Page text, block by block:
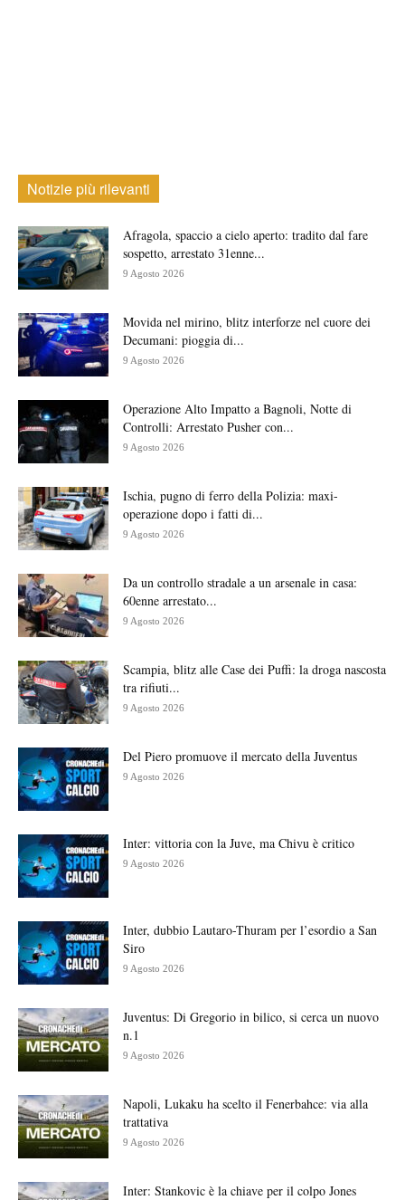
Notizie più rilevanti
Afragola, spaccio a cielo aperto: tradito dal fare
sospetto, arrestato 31enne...
9 Agosto 2026
Movida nel mirino, blitz interforze nel cuore dei
Decumani: pioggia di...
9 Agosto 2026
Operazione Alto Impatto a Bagnoli, Notte di
Controlli: Arrestato Pusher con...
9 Agosto 2026
Ischia, pugno di ferro della Polizia: maxi-
operazione dopo i fatti di...
9 Agosto 2026
Da un controllo stradale a un arsenale in casa:
60enne arrestato...
9 Agosto 2026
Scampia, blitz alle Case dei Puffi: la droga nascosta
tra rifiuti...
9 Agosto 2026
Del Piero promuove il mercato della Juventus
9 Agosto 2026
Inter: vittoria con la Juve, ma Chivu è critico
9 Agosto 2026
Inter, dubbio Lautaro-Thuram per l’esordio a San
Siro
9 Agosto 2026
Juventus: Di Gregorio in bilico, si cerca un nuovo
n.1
9 Agosto 2026
Napoli, Lukaku ha scelto il Fenerbahce: via alla
trattativa
9 Agosto 2026
Inter: Stankovic è la chiave per il colpo Jones